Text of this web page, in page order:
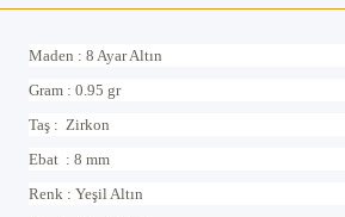
Maden : 8 Ayar Altın
Gram : 0.95 gr
Taş : Zirkon
Ebat : 8 mm
Renk : Yeşil Altın